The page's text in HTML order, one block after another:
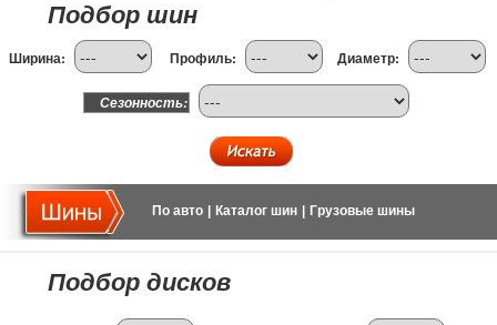
Подбор шин
Ширина: Профиль: Диаметр:
Сезонность:
По авто Каталог шин Грузовые шины
Подбор дисков